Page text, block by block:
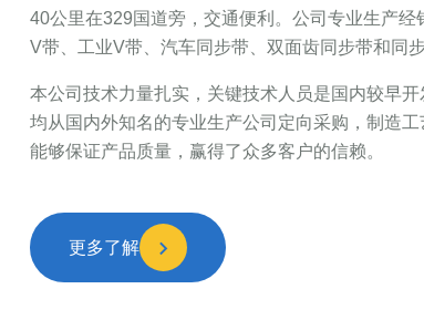
40公里在329国道旁，交通便利。公司专业生产
V带、工业V带、汽车同步带、双面齿同步带和同
本公司技术力量扎实，关键技术人员是国内较早
均从国内外知名的专业生产公司定向采购，制造
能够保证产品质量，赢得了众多客户的信赖。
更多了解